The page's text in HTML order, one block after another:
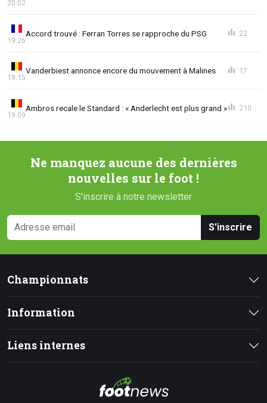
20:02
Accord trouvé : Ferran Torres se rapproche du PSG
19:26
22
Vanderbiest annonce encore du mouvement à Malines
19:15
17
Ambros recale le Standard : « Anderlecht est plus grand »
19:09
210
Ne manquez aucune des dernières
nouvelles sur le foot !
S'inscrire à notre newsletter
S'inscrire
Championnats
Information
Liens internes